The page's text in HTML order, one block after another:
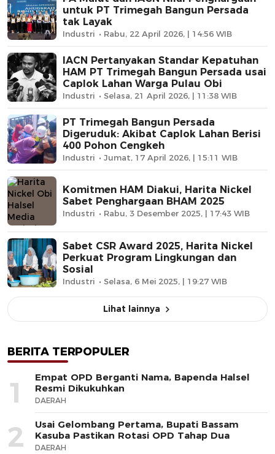
untuk PT Trimegah Bangun Persada
tak Layak
Industri Rabu, 22 April 2026, | 14:56 WIB
IACN Pertanyakan Standar Kepatuhan
HAM PT Trimegah Bangun Persada usai
Caplok Lahan Warga Pulau Obi
Industri Selasa, 21 April 2026, | 11:38 WIB
PT Trimegah Bangun Persada
Digeruduk: Akibat Caplok Lahan Berisi
400 Pohon Cengkeh
Industri Jumat, 17 April 2026, | 15:11 WIB
Komitmen HAM Diakui, Harita Nickel
Sabet Penghargaan BHAM 2025
Industri Rabu, 3 Desember 2025, | 17:43 WIB
Sabet CSR Award 2025, Harita Nickel
Perkuat Program Lingkungan dan
Sosial
Industri Selasa, 6 Mei 2025, | 19:27 WIB
Lihat lainnya
BERITA TERPOPULER
1
Empat OPD Berganti Nama, Bapenda Halsel
Resmi Dikukuhkan
DAERAH
2
Usai Gelombang Pertama, Bupati Bassam
Kasuba Pastikan Rotasi OPD Tahap Dua
DAERAH